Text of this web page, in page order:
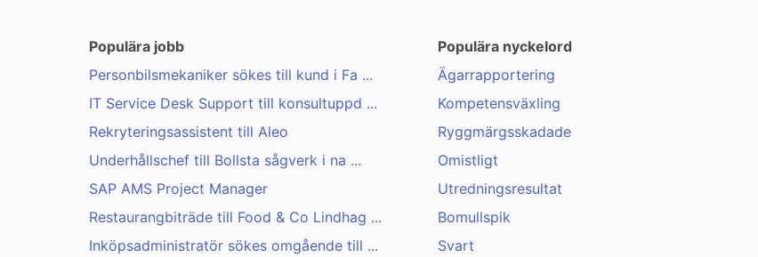
Populära jobb
Personbilsmekaniker sökes till kund i Fa ...
IT Service Desk Support till konsultuppd ...
Rekryteringsassistent till Aleo
Underhållschef till Bollsta sågverk i na ...
SAP AMS Project Manager
Restaurangbiträde till Food & Co Lindhag ...
Inköpsadministratör sökes omgående till ...
Populära nyckelord
Ägarrapportering
Kompetensväxling
Ryggmärgsskadade
Omistligt
Utredningsresultat
Bomullspik
Svart